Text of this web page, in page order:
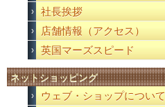
社長挨拶
店舗情報（アクセス）
英国マーズスピード
ネットショッピング
ウェブ・ショップについて